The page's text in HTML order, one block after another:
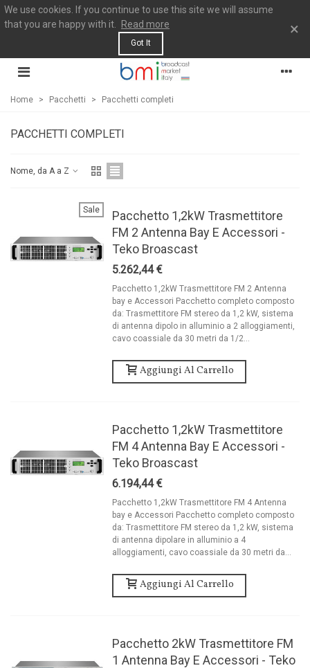
We use cookies. If you continue to use this site we will assume
that you are happy with it.
Read more
Got It
×
Home > Pacchetti > Pacchetti completi
PACCHETTI COMPLETI
Nome, da A a Z
Sale
Pacchetto 1,2kW Trasmettitore
FM 2 Antenna Bay E Accessori -
Teko Broascast
5.262,44 €
Pacchetto 1,2kW Trasmettitore FM 2 Antenna
bay e Accessori Pacchetto completo composto
da: Trasmettitore FM stereo da 1,2 kW, sistema
di antenna dipolo in alluminio a 2 alloggiamenti,
cavo coassiale da 30 metri da 1/2...
Aggiungi Al Carrello
Pacchetto 1,2kW Trasmettitore
FM 4 Antenna Bay E Accessori -
Teko Broascast
6.194,44 €
Pacchetto 1,2kW Trasmettitore FM 4 Antenna
bay e Accessori Pacchetto completo composto
da: Trasmettitore FM stereo da 1,2 kW, sistema
di antenna dipolare in alluminio a 4
alloggiamenti, cavo coassiale da 30 metri da...
Aggiungi Al Carrello
Pacchetto 2kW Trasmettitore FM
1 Antenna Bay E Accessori - Teko